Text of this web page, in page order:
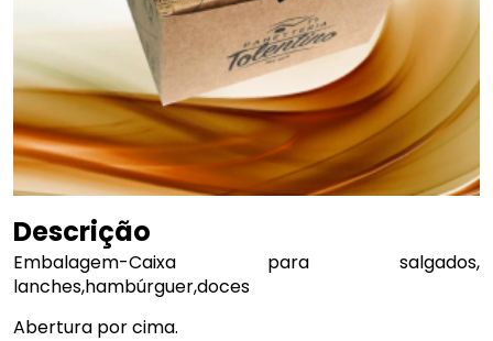
Descrição
Embalagem-Caixa para salgados,
lanches,hambúrguer,doces
Abertura por cima.